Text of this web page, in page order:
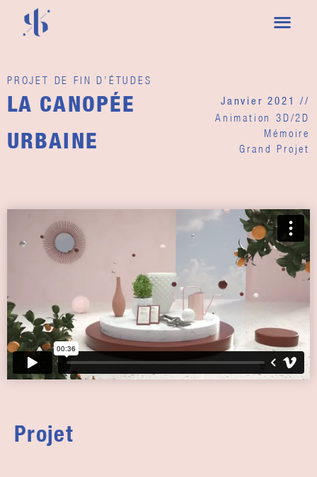
PROJET DE FIN D’ÉTUDES
LA CANOPÉE
URBAINE
Janvier 2021 //
Animation 3D/2D
Mémoire
Grand Projet
Projet